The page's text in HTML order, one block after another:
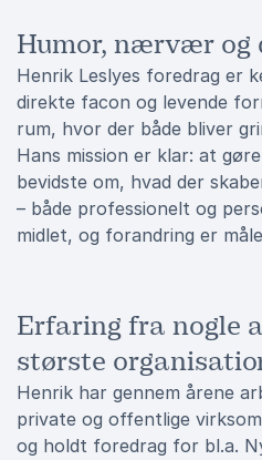
Humor, nærvær og
Henrik Leslyes foredrag er
direkte facon og levende
rum, hvor der både bliver
Hans mission er klar: at
bevidste om, hvad der
– både professionelt og
midlet, og forandring er
Erfaring fra nogle
største
Henrik har gennem årene
private og offentlige
og holdt foredrag for bl.a.